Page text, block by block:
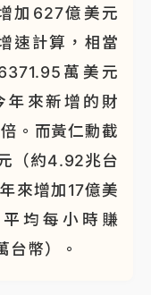
加627億美元
速計算，相當
萬美元
年來新增的財
。而黃仁勳截
（約4.92兆台
來增加17億美
均每小時賺
幣）。